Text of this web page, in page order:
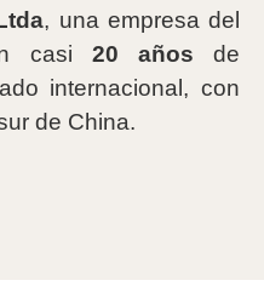
, una empresa del
casi 20 años de
internacional, con
de China.